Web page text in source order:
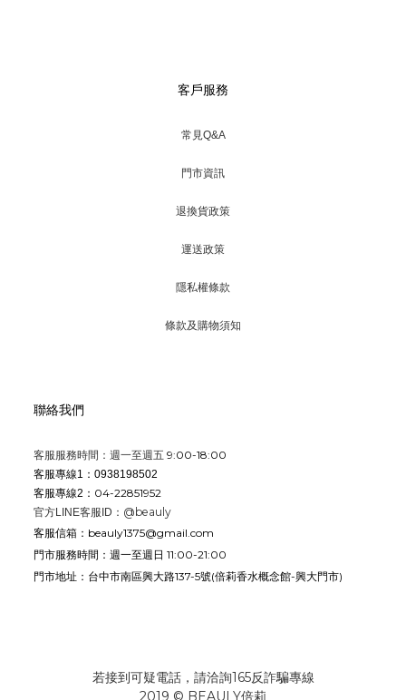
客戶服務
常見Q&A
門市資訊
退換貨政策
運送政策
隱私權條款
條款及購物須知
聯絡我們
客服服務時間：週一至週五 9:00-18:00
客服專線1：0938198502
客服專線2： 04-22851952
官方LINE客服ID： @beauly
客服信箱： beauly1375@gmail.com
門市服務時間： 週一至週日 11:00-21:00
門市地址： 台中市南區興大路137-5號(倍莉香水概念館-興大門市)
若接到可疑電話，請洽詢165反詐騙專線
2019 © BEAULY倍莉